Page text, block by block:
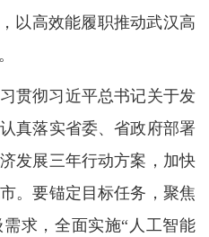
以高效能履职推动武汉高
贯彻习近平总书记关于发
真落实省委、省政府部署
发展三年行动方案，加快
。要锚定目标任务，聚焦
求，全面实施“人工智能